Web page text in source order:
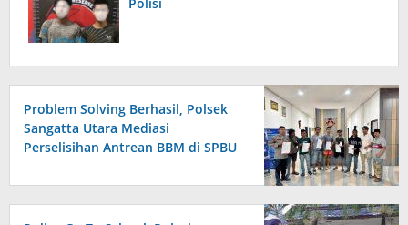
Problem Solving Berhasil, Polsek
Sangatta Utara Mediasi
Perselisihan Antrean BBM di SPBU